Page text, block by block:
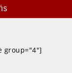
group="4"]